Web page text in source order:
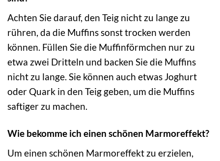
Achten Sie darauf, den Teig nicht zu lange zu
rühren, da die Muffins sonst trocken werden
können. Füllen Sie die Muffinförmchen nur zu
etwa zwei Dritteln und backen Sie die Muffins
nicht zu lange. Sie können auch etwas Joghurt
oder Quark in den Teig geben, um die Muffins
saftiger zu machen.
Wie bekomme ich einen schönen Marmoreffekt?
Um einen schönen Marmoreffekt zu erzielen,